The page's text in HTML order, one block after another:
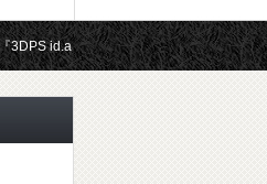
3Dプリンタ用材料専門ショップ